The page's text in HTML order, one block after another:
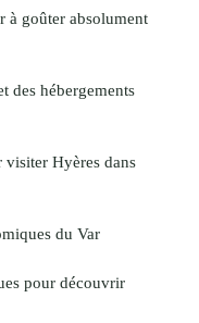
à goûter absolument
des hébergements
Hyères dans
du Var
pour découvrir